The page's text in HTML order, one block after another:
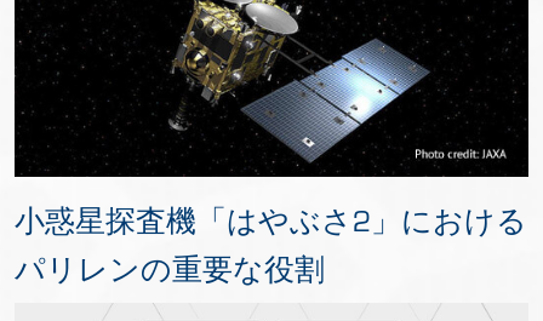
小惑星探査機「はやぶさ2」における
パリレンの重要な役割